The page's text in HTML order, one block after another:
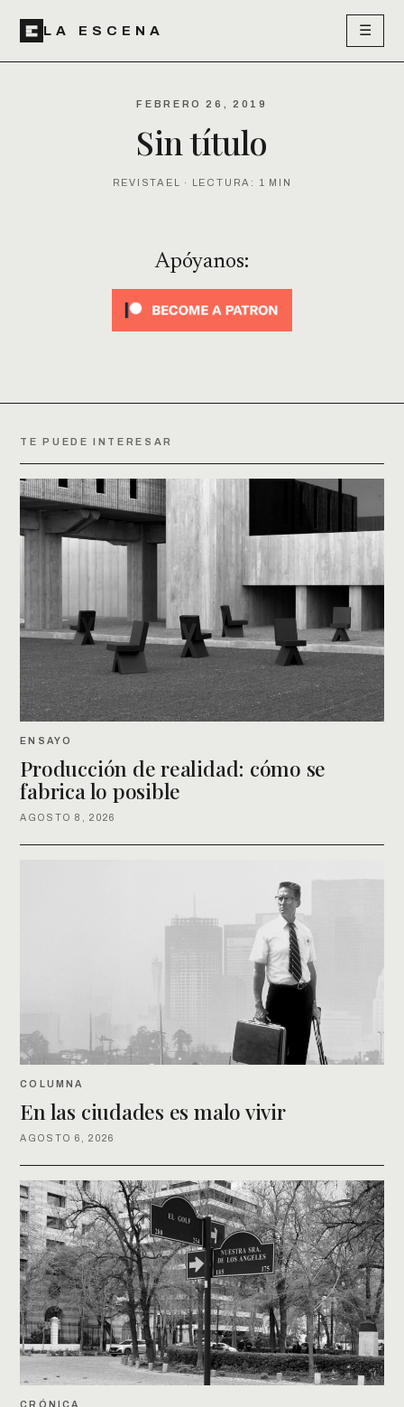
LA ESCENA ☰
FEBRERO 26, 2019
Sin título
REVISTAEL · LECTURA: 1 MIN
Apóyanos:
TE PUEDE INTERESAR
ENSAYO
Producción de realidad: cómo se
fabrica lo posible
AGOSTO 8, 2026
COLUMNA
En las ciudades es malo vivir
AGOSTO 6, 2026
CRÓNICA